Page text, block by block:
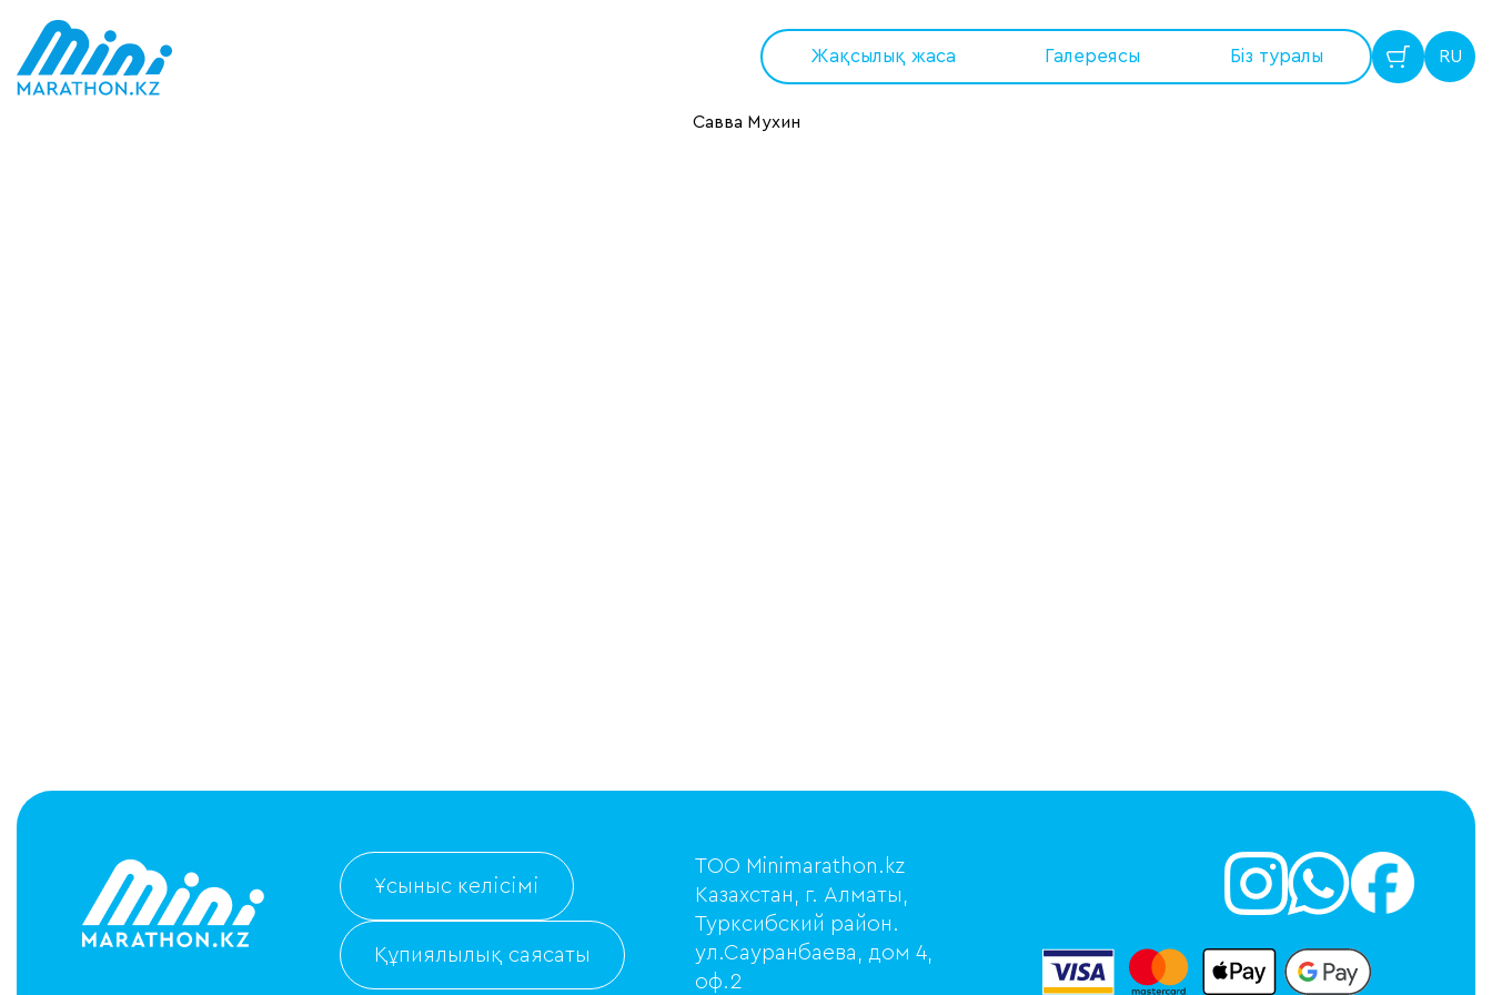
Жақсылық жаса Галереясы Бiз туралы RU
Савва Мухин
Ұсыныс келісімі
Құпиялылық саясаты
ТОО Minimarathon.kz
Казахстан, г. Алматы,
Турксибский район.
ул.Сауранбаева, дом 4,
оф.2